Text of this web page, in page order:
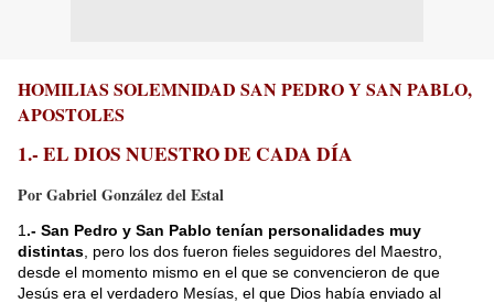
HOMILIAS SOLEMNIDAD SAN PEDRO Y SAN PABLO,
APOSTOLES
1.- EL DIOS NUESTRO DE CADA DÍA
Por Gabriel González del Estal
1 .- San Pedro y San Pablo tenían personalidades muy
distintas , pero los dos fueron fieles seguidores del Maestro,
desde el momento mismo en el que se convencieron de que
Jesús era el verdadero Mesías, el que Dios había enviado al